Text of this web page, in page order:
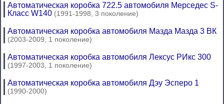
Автоматическая коробка 722.5 автомобиля Мерседес S-
Класс W140 (1991-1998, 3 поколение)
Автоматическая коробка автомобиля Мазда Мазда 3 ВК
(2003-2009, 1 поколение)
Автоматическая коробка автомобиля Лексус РИкс 300
(1997-2003, 1 поколение)
Автоматическая коробка автомобиля Дэу Эсперо 1
(1990-2000)